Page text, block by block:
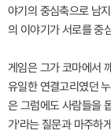
야기의 중심축으로 남
의 이야기가 서로를 중
게임은 그가 코마에서
유일한 연결고리였던
은 그럼에도 사람들을
가'라는 질문과 마주하